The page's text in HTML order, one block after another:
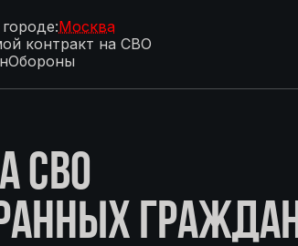
Москва
контракт на СВО
СВО